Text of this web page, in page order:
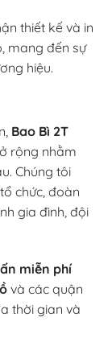
thiết kế và in
mang đến sự
hiệu.
Bao Bì 2T
rộng nhằm
Chúng tôi
chức, đoàn
gia đình, đội
miễn phí
và các quận
thời gian và